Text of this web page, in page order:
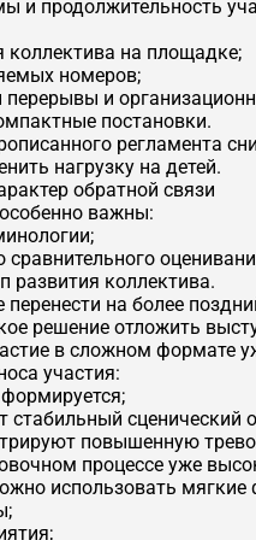
и продолжительность
коллектива на площадке;
номеров;
и
постановки.
регламента
нагрузку на детей.
обратной связи
важны:
сравнительного
развития коллектива.
на более
решение отложить
в сложном формате
участия:
стабильный сценический
повышенную
процессе уже
использовать